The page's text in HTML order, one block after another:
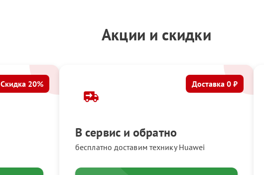
Акции и скидки
Скидка 20%
В сервис и обратно
бесплатно доставим технику Huawei
Доставка 0 ₽